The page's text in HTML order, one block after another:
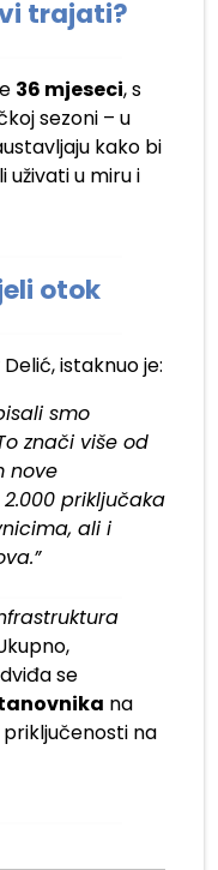
trajati?
36 mjeseci, s
sezoni – u
kako bi
uživati u miru i
otok
istaknuo je:
smo
znači više od
nove
priključaka
ali i
se
na
na